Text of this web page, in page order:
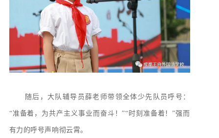
随后，大队辅导员薛老师带领全体少先队员呼号：
“准备着，为共产主义事业而奋斗！”“时刻准备着！”强而
有力的呼号声响彻云霄。